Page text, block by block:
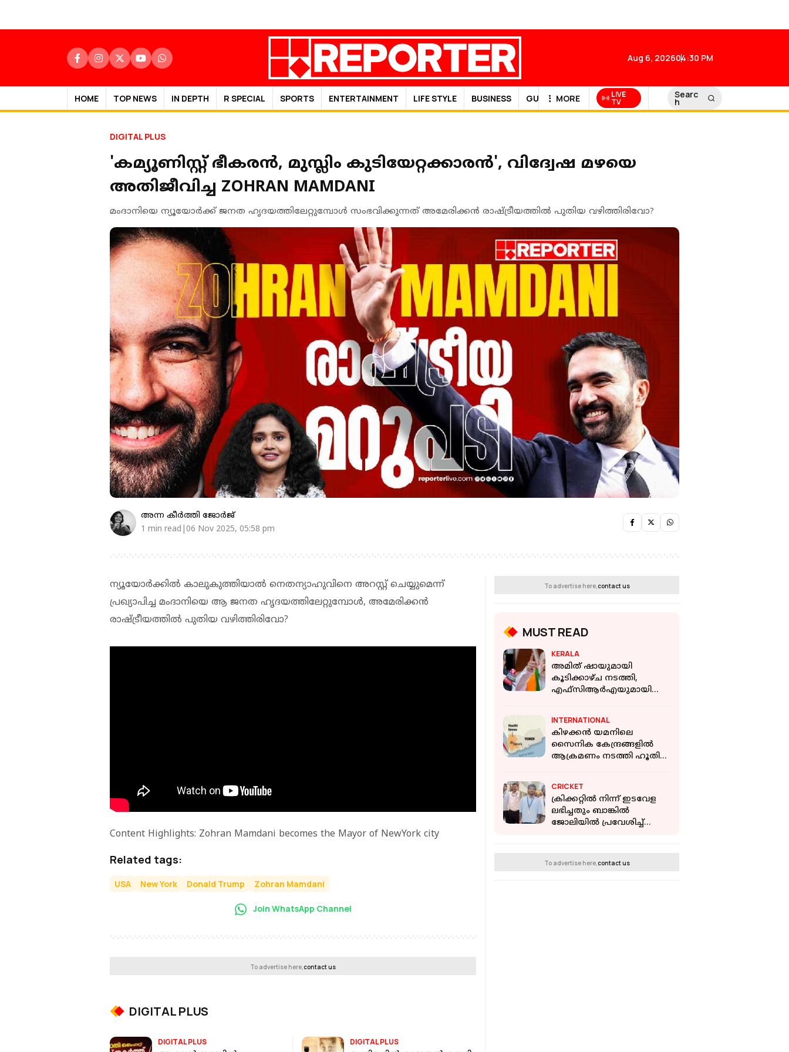
Aug 6, 202604:30 PM
HOME TOP NEWS IN DEPTH R SPECIAL SPORTS ENTERTAINMENT LIFE STYLE BUSINESS GULF NEWS
MORE LIVE
TV
Searc
h
DIGITAL PLUS
'കമ്യൂണിസ്റ്റ് ഭീകരന്‍, മുസ്ലിം കുടിയേറ്റക്കാരന്‍', വിദ്വേഷ മഴയെ
അതിജീവിച്ച ZOHRAN MAMDANI
മംദാനിയെ ന്യൂയോര്‍ക്ക് ജനത ഹൃദയത്തിലേറ്റുമ്പോള്‍ സംഭവിക്കുന്നത് അമേരിക്കന്‍ രാഷ്ട്രീയത്തില്‍ പുതിയ വഴിത്തിരിവോ?
അന്ന കീര്‍‌ത്തി ജോര്‍ജ്
1 min read|06 Nov 2025, 05:58 pm
ന്യൂയോര്‍ക്കില്‍ കാലുകുത്തിയാല്‍ നെതന്യാഹുവിനെ അറസ്റ്റ് ചെയ്യുമെന്ന്
പ്രഖ്യാപിച്ച മംദാനിയെ ആ ജനത ഹൃദയത്തിലേറ്റുമ്പോള്‍, അമേരിക്കന്‍
രാഷ്ട്രീയത്തില്‍ പുതിയ വഴിത്തിരിവോ?
Content Highlights: Zohran Mamdani becomes the Mayor of NewYork city
Related tags:
USA New York Donald Trump Zohran Mamdani
Join WhatsApp Channel
To advertise here,contact us
DIGITAL PLUS
DIGITAL PLUS
DIGITAL PLUS
To advertise here, contact us
MUST READ
KERALA
അമിത് ഷായുമായി
കൂടിക്കാഴ്ച നടത്തി,
എഫ്‌സിആർഎയുമായി
കോയിക്കൽ
INTERNATIONAL
കിഴക്കൻ യമനിലെ
സൈനിക കേന്ദ്രങ്ങളിൽ
ആക്രമണം നടത്തി ഹൂതി
ജീവഹാനി
CRICKET
ക്രിക്കറ്റിൽ നിന്ന് ഇടവേള
ലഭിച്ചതും ബാങ്കിൽ
ജോലിയിൽ പ്രവേശിച്ച്
To advertise here, contact us